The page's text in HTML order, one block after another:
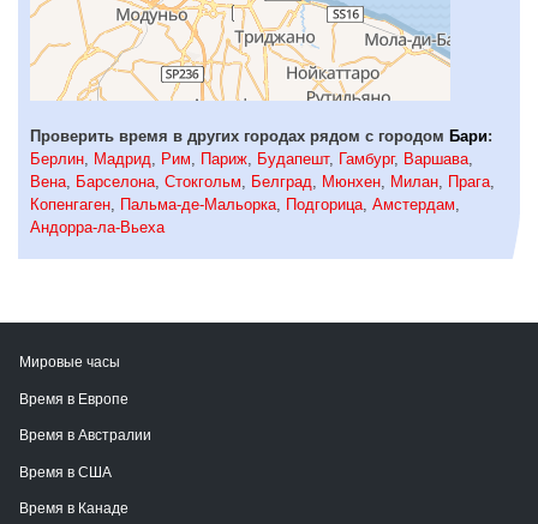
Проверить время в других городах рядом с городом Бари:
Берлин
Мадрид Рим Париж Будапешт, Гамбург, Варшава
Вена
Барселона Стокгольм Белград Мюнхен Милан Прага
Копенгаген
Пальма-де-Мальорка Подгорица Амстердам
Андорра-ла-Вьеха
Мировые часы
Время в Европе
Время в Австралии
Время в США
Время в Канаде